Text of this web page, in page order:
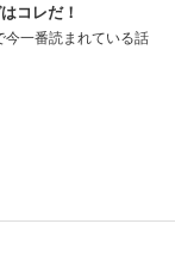
コレだ！
今一番読まれている話